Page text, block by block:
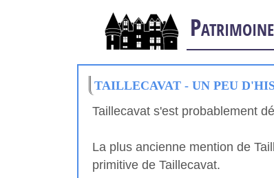
Patrimoine
TAILLECAVAT - UN PEU
Taillecavat s'est probablement
La plus ancienne mention de
primitive de Taillecavat.